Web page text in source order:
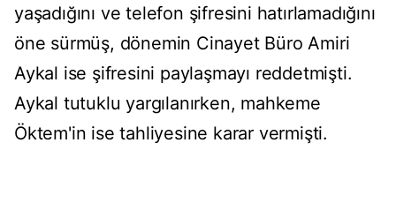
yaşadığını ve telefon şifresini hatırlamadığını
öne sürmüş, dönemin Cinayet Büro Amiri
Aykal ise şifresini paylaşmayı reddetmişti.
Aykal tutuklu yargılanırken, mahkeme
Öktem'in ise tahliyesine karar vermişti.